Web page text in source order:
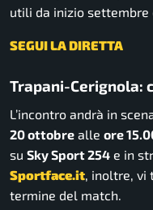
utili da inizio settembre
SEGUI LA DIRETTA
Trapani-Cerignola:
L’incontro andrà in
20ottobre alle ore
su Sky Sport 254 e in
Sportface.it, inoltre, vi
termine del match.